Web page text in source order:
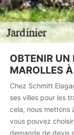
OBTENIR
MAROLLES
Chez Schmitt
ses villes pour les
cela, nous mettons
vous pouvez
demande de devis